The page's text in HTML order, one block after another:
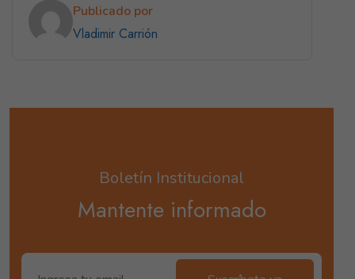
Publicado por
Vladimir Carrión
Boletín Institucional
Mantente informado